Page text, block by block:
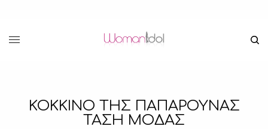
ΚΟΚΚΙΝΟ ΤΗΣ ΠΑΠΑΡΟΥΝΑΣ
ΤΑΣΗ ΜΟΔΑΣ